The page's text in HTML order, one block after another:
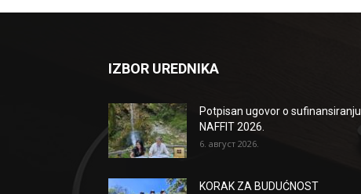
IZBOR UREDNIKA
Potpisan ugovor o sufinansiranju
NAFFIT 2026.
6. август 2026.
KORAK ZA BUDUĆNOST